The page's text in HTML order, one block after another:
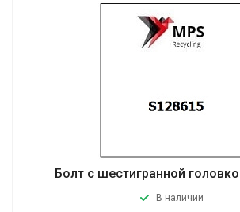
Болт с шестигранной
В наличии